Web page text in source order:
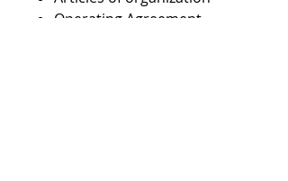
Operating Agreement